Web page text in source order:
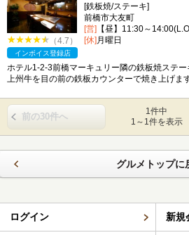
（4.7）
インボイス登録店
[鉄板焼/ステーキ]
前橋市大友町
[営] 【昼】11:30～
[休]月曜日
ホテル1-2-3前橋マーキュリー隣の鉄板焼ステ
上州牛を目の前の鉄板カウンターで焼き上げます
前の30件へ
1件中
1～1件を表示
グルメトップに
ログイン 新規